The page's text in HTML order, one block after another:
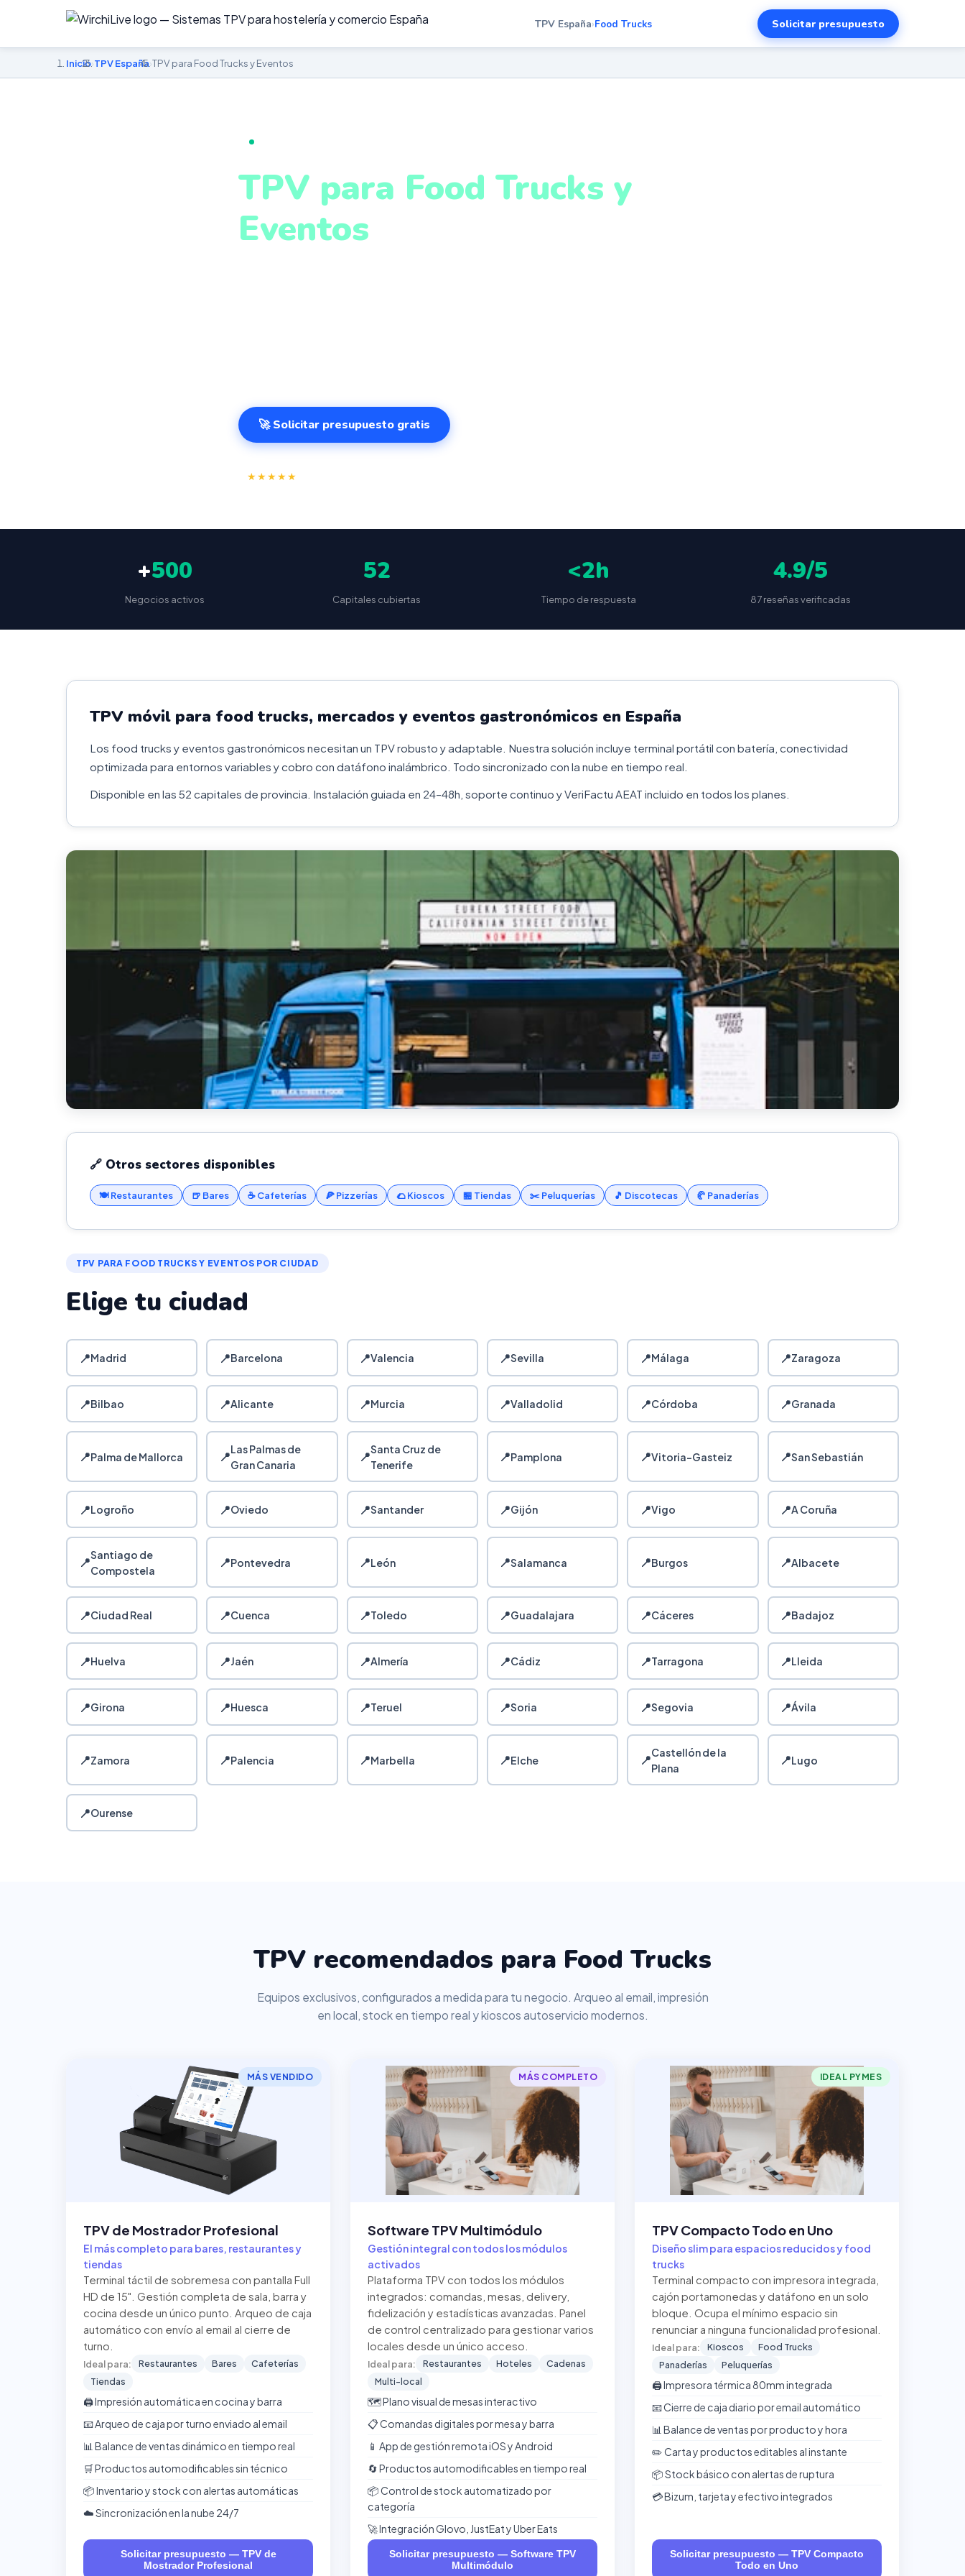
TPV España›Food Trucks Solicitar presupuesto
Inicio›TPV España›TPV para Food Trucks y Eventos
TPV para Food Trucks y
Eventos
🚀 Solicitar presupuesto gratis
★★★★★
+500
Negocios activos
52
Capitales cubiertas
<2h
Tiempo de respuesta
4.9/5
87 reseñas verificadas
TPV móvil para food trucks, mercados y eventos gastronómicos en España
Los food trucks y eventos gastronómicos necesitan un TPV robusto y adaptable. Nuestra solución incluye terminal portátil con batería, conectividad
optimizada para entornos variables y cobro con datáfono inalámbrico. Todo sincronizado con la nube en tiempo real.
Disponible en las 52 capitales de provincia. Instalación guiada en 24–48h, soporte continuo y VeriFactu AEAT incluido en todos los planes.
🔗 Otros sectores disponibles
🍽️ Restaurantes 🍺 Bares ☕ Cafeterías 🍕 Pizzerías 🌮 Kioscos 🏪 Tiendas ✂️ Peluquerías 🎵 Discotecas 🥐 Panaderías
TPV PARA FOOD TRUCKS Y EVENTOS POR CIUDAD
Elige tu ciudad
📍Madrid 📍Barcelona 📍Valencia 📍Sevilla 📍Málaga 📍Zaragoza
📍Bilbao 📍Alicante 📍Murcia 📍Valladolid 📍Córdoba 📍Granada
📍Palma de Mallorca 📍
Las Palmas de
Gran Canaria
📍
Santa Cruz de
Tenerife
📍Pamplona 📍Vitoria-Gasteiz 📍San Sebastián
📍Logroño 📍Oviedo 📍Santander 📍Gijón 📍Vigo 📍A Coruña
📍
Santiago de
Compostela
📍Pontevedra 📍León 📍Salamanca 📍Burgos 📍Albacete
📍Ciudad Real 📍Cuenca 📍Toledo 📍Guadalajara 📍Cáceres 📍Badajoz
📍Huelva 📍Jaén 📍Almería 📍Cádiz 📍Tarragona 📍Lleida
📍Girona 📍Huesca 📍Teruel 📍Soria 📍Segovia 📍Ávila
📍Zamora 📍Palencia 📍Marbella 📍Elche 📍
Castellón de la
Plana
📍Lugo
📍Ourense
TPV recomendados para Food Trucks
Equipos exclusivos, configurados a medida para tu negocio. Arqueo al email, impresión
en local, stock en tiempo real y kioscos autoservicio modernos.
MÁS VENDIDO
TPV de Mostrador Profesional
El más completo para bares, restaurantes y
tiendas
Terminal táctil de sobremesa con pantalla Full
HD de 15". Gestión completa de sala, barra y
cocina desde un único punto. Arqueo de caja
automático con envío al email al cierre de
turno.
Ideal para: Restaurantes Bares
Cafeterías
Tiendas
🖨️ Impresión automática en cocina y barra
📧 Arqueo de caja por turno enviado al email
📊 Balance de ventas dinámico en tiempo real
🛒 Productos automodificables sin técnico
📦 Inventario y stock con alertas automáticas
☁️ Sincronización en la nube 24/7
Solicitar presupuesto — TPV de
Mostrador Profesional
MÁS COMPLETO
Software TPV Multimódulo
Gestión integral con todos los módulos
activados
Plataforma TPV con todos los módulos
integrados: comandas, mesas, delivery,
fidelización y estadísticas avanzadas. Panel
de control centralizado para gestionar varios
locales desde un único acceso.
Ideal para: Restaurantes Hoteles
Cadenas
Multi-local
🗺️ Plano visual de mesas interactivo
📋 Comandas digitales por mesa y barra
📱 App de gestión remota iOS y Android
🔄 Productos automodificables en tiempo real
📦 Control de stock automatizado por
categoría
🚀 Integración Glovo, JustEat y Uber Eats
Solicitar presupuesto — Software TPV
Multimódulo
IDEAL PYMES
TPV Compacto Todo en Uno
Diseño slim para espacios reducidos y food
trucks
Terminal compacto con impresora integrada,
cajón portamonedas y datáfono en un solo
bloque. Ocupa el mínimo espacio sin
renunciar a ninguna funcionalidad profesional.
Ideal para: Kioscos
Food Trucks
Panaderías
Peluquerías
🖨️ Impresora térmica 80mm integrada
📧 Cierre de caja diario por email automático
📊 Balance de ventas por producto y hora
✏️ Carta y productos editables al instante
📦 Stock básico con alertas de ruptura
💳 Bizum, tarjeta y efectivo integrados
Solicitar presupuesto — TPV Compacto
Todo en Uno